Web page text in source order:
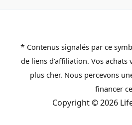
* Contenus signalés par ce
de liens d’affiliation. Vos achats
plus cher. Nous percevons
financer
Copyright © 2026